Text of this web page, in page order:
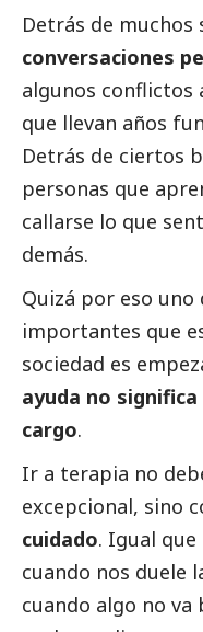
Detrás de muchos
conversaciones
algunos conflictos
que llevan años
Detrás de ciertos
personas que
callarse lo que
demás.
Quizá por eso uno
importantes que
sociedad es
ayuda no
cargo.
Ir a terapia no
excepcional, sino
cuidado. Igual
cuando nos duele
cuando algo no